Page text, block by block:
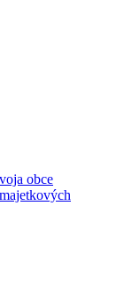
obce